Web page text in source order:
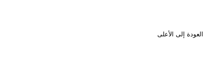
العودة إلى الأعلى